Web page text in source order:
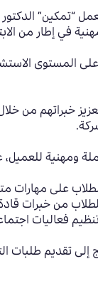
“تمكين”
في إطار من
المستوى
خبراتهم
ومهنية للعميل،
إلى 12 أسبوعا،
من خبرات
فعاليات
إلى تقديم طلبات